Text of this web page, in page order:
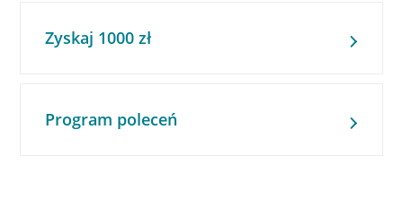
Zyskaj 1000 zł
Program poleceń